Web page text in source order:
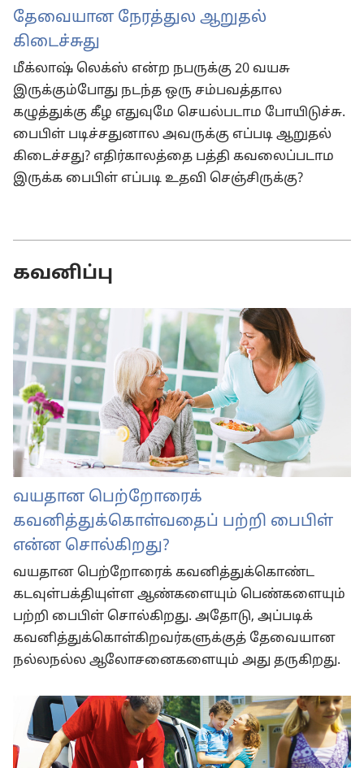
தேவையான நேரத்துல ஆறுதல்
கிடைச்சுது
மீக்லாஷ் லெக்ஸ் என்ற நபருக்கு 20 வயசு
இருக்கும்போது நடந்த ஒரு சம்பவத்தால
கழுத்துக்கு கீழ எதுவுமே செயல்படாம போயிடுச்சு.
பைபிள் படிச்சதுனால அவருக்கு எப்படி ஆறுதல்
கிடைச்சது? எதிர்காலத்தை பத்தி கவலைப்படாம
இருக்க பைபிள் எப்படி உதவி செஞ்சிருக்கு?
கவனிப்பு
வயதான பெற்றோரைக்
கவனித்துக்கொள்வதைப் பற்றி பைபிள்
என்ன சொல்கிறது?
வயதான பெற்றோரைக் கவனித்துக்கொண்ட
கடவுள்பக்தியுள்ள ஆண்களையும் பெண்களையும்
பற்றி பைபிள் சொல்கிறது. அதோடு, அப்படிக்
கவனித்துக்கொள்கிறவர்களுக்குத் தேவையான
நல்லநல்ல ஆலோசனைகளையும் அது தருகிறது.